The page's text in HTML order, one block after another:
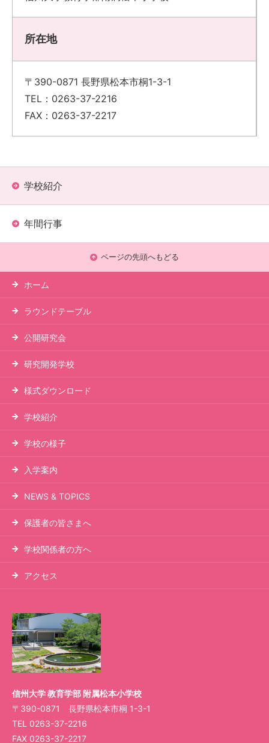
所在地
〒390-0871 長野県松本市桐1-3-1
TEL：0263-37-2216
FAX：0263-37-2217
学校紹介
年間行事
ページの先頭へもどる
ホーム
ラウンドテーブル
公開研究会
研究開発学校
様式ダウンロード
学校紹介
学校の様子
入学案内
NEWS & TOPICS
保護者の皆さまへ
学校関係者の方へ
アクセス
信州大学 教育学部 附属松本小学校
〒390-0871 長野県松本市桐 1-3-1
TEL 0263-37-2216
FAX 0263-37-2217